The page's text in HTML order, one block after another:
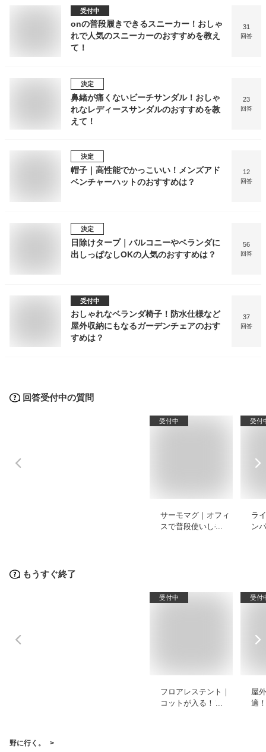
受付中
onの普段履きできるスニーカー！おしゃ
れで人気のスニーカーのおすすめを教え
て！
31
回答
決定
鼻緒が痛くないビーチサンダル！おしゃ
れなレディースサンダルのおすすめを教
えて！
23
回答
決定
帽子｜高性能でかっこいい！メンズアド
ベンチャーハットのおすすめは？
12
回答
決定
日除けタープ｜バルコニーやベランダに
出しっぱなしOKの人気のおすすめは？
56
回答
受付中
おしゃれなベランダ椅子！防水仕様など
屋外収納にもなるガーデンチェアのおす
すめは？
37
回答
回答受付中の質問
受付中
サーモマグ｜オフィ
スで普段使いしやす
受付
ラ
ン
もうすぐ終了
受付中
フロアレステント｜
コットが入る！ソロ
受付
屋
適
野に行く。